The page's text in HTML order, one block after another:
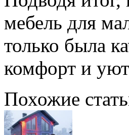
мебель для
только была
комфорт и
Похожие